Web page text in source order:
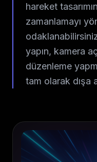
hareket
zamanlamayı
yapın, kamera
düzenleme
tam olarak dışa